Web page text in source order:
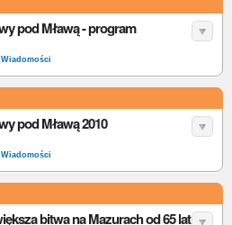
pod Mławą - program
Wiadomości
pod Mławą 2010
Wiadomości
bitwa na Mazurach od 65 lat